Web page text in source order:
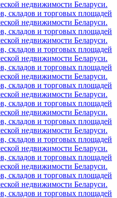
недвижимости Беларуси.
складов и торговых площадей
недвижимости Беларуси.
складов и торговых площадей
недвижимости Беларуси.
складов и торговых площадей
недвижимости Беларуси.
складов и торговых площадей
недвижимости Беларуси.
складов и торговых площадей
недвижимости Беларуси.
складов и торговых площадей
недвижимости Беларуси.
складов и торговых площадей
недвижимости Беларуси.
складов и торговых площадей
недвижимости Беларуси.
складов и торговых площадей
недвижимости Беларуси.
складов и торговых площадей
недвижимости Беларуси.
складов и торговых площадей